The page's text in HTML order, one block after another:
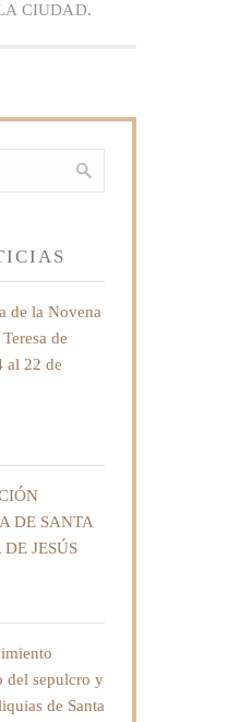
CIUDAD.
de la Novena
de
al 22 de
DE SANTA
DE JESÚS
del sepulcro y
de Santa